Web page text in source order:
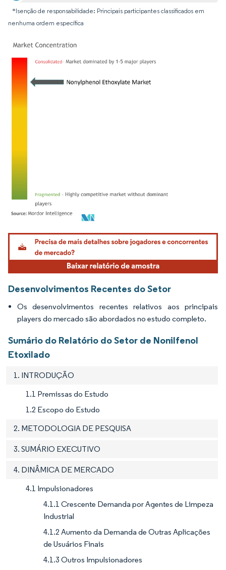
*Isenção de responsabilidade: Principais participantes classificados em
nenhuma ordem específica
Imagem © Mordor Intelligence. O reuso requer atribuição conforme CC BY 4.0.
Desenvolvimentos Recentes do Setor
Os desenvolvimentos recentes relativos aos principais
players do mercado são abordados no estudo completo.
Sumário do Relatório do Setor de Nonilfenol
Etoxilado
1. INTRODUÇÃO
1.1 Premissas do Estudo
1.2 Escopo do Estudo
2. METODOLOGIA DE PESQUISA
3. SUMÁRIO EXECUTIVO
4. DINÂMICA DE MERCADO
4.1 Impulsionadores
4.1.1 Crescente Demanda por Agentes de Limpeza
Industrial
4.1.2 Aumento da Demanda de Outras Aplicações
de Usuários Finais
4.1.3 Outros Impulsionadores